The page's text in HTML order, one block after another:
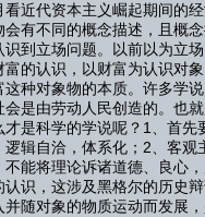
看近代资本主义崛起期间的
会有不同的概念描述，且概
识到立场问题。以前以为立
富的认识，以财富为认识对
这种对象物的本质。许多学
会是由劳动人民创造的。也
才是科学的学说呢？1、首
逻辑自洽，体系化；2、客
不能将理论诉诸道德、良心
认识，这涉及黑格尔的历史
并随对象的物质运动而发展